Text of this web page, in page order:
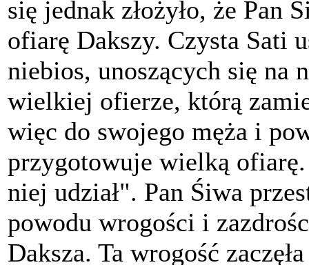
się jednak złożyło, że Pan
ofiarę Dakszy. Czysta Sati
niebios, unoszących się na
wielkiej ofierze, którą
więc do swojego męża i
przygotowuje wielką
niej udział". Pan Śiwa
powodu wrogości i
Daksza. Ta wrogość